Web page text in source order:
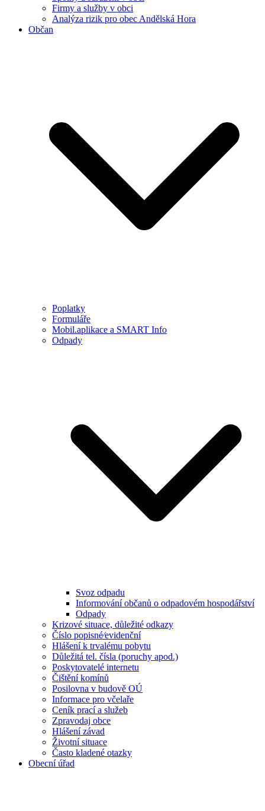
Firmy a služby v obci
Analýza rizik pro obec Andělská Hora
Občan
Poplatky
Formuláře
Mobil.aplikace a SMART Info
Odpady
Svoz odpadu
Informování občanů o odpadovém hospodářství
Odpady
Krizové situace, důležité odkazy
Číslo popisné⁄evidenční
Hlášení k trvalému pobytu
Důležitá tel. čísla (poruchy apod.)
Poskytovatelé internetu
Čištění komínů
Posilovna v budově OÚ
Informace pro včelaře
Ceník prací a služeb
Zpravodaj obce
Hlášení závad
Životní situace
Často kladené otazky
Obecní úřad